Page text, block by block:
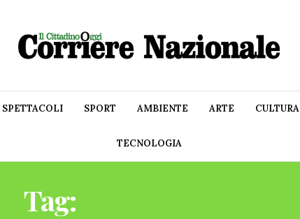
SPETTACOLI SPORT AMBIENTE ARTE CULTURA
TECNOLOGIA
Tag: